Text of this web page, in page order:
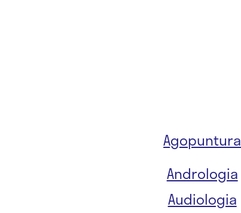
Agopuntura
Andrologia
Audiologia